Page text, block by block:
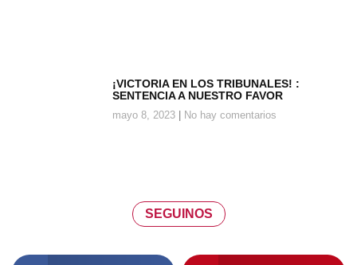
¡VICTORIA EN LOS TRIBUNALES! :
SENTENCIA A NUESTRO FAVOR
mayo 8, 2023 No hay comentarios
SEGUINOS